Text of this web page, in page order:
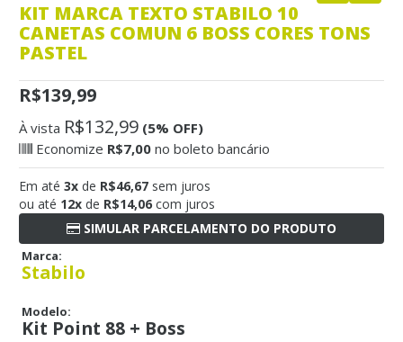
KIT MARCA TEXTO STABILO 10
CANETAS COMUN 6 BOSS CORES TONS
PASTEL
R$139,99
À vista R$132,99 (5% OFF)
Economize R$7,00 no boleto bancário
Em até 3x de R$46,67 sem juros
ou até 12x de R$14,06 com juros
SIMULAR PARCELAMENTO DO PRODUTO
Marca:
Stabilo
Modelo:
Kit Point 88 + Boss